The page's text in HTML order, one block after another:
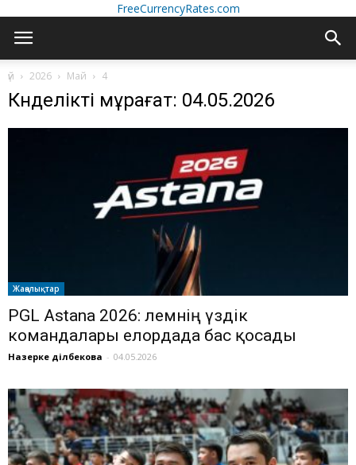
FreeCurrencyRates.com
үй 2026 Май 4
Күнделікті мұрағат: 04.05.2026
Жаңалықтар
PGL Astana 2026: әлемнің үздік
командалары елордада бас қосады
Назерке Әділбекова - 04.05.2026